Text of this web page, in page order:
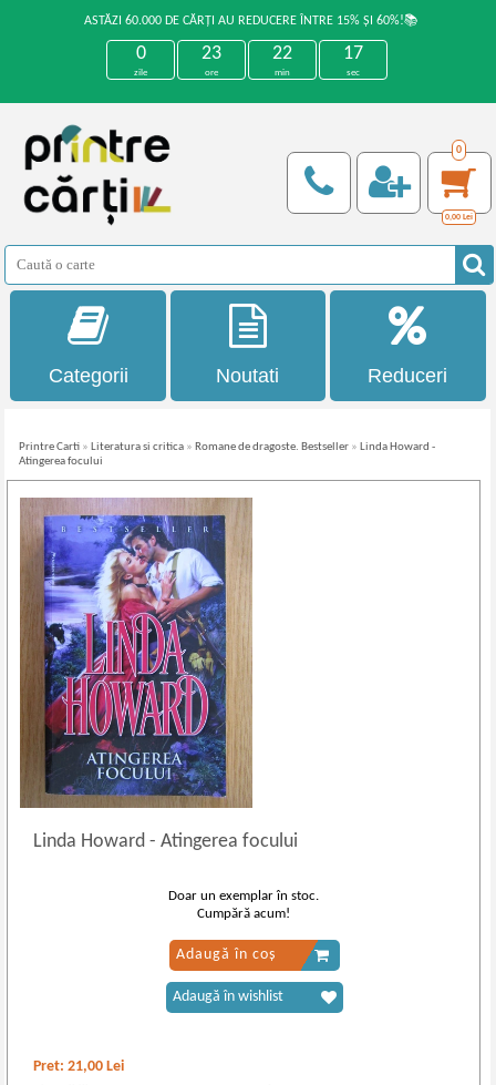
ASTĂZI 60.000 DE CĂRȚI AU REDUCERE ÎNTRE 15% ȘI 60%!📚
0
zile
23
ore
22
min
17
sec
0
0,00 Lei
Categorii Noutati Reduceri
Printre Carti » Literatura si critica » Romane de dragoste. Bestseller » Linda Howard -
Atingerea focului
Linda Howard- Atingerea focului
Pret:21,00 Lei
Doar un exemplar în stoc.
Cumpără acum!
Adaugă în coș
Adaugă în wishlist